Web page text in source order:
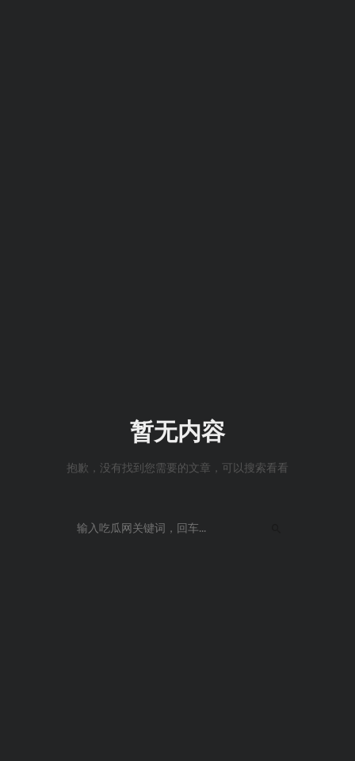
暂无内容
抱歉，没有找到您需要的文章，可以搜索看看